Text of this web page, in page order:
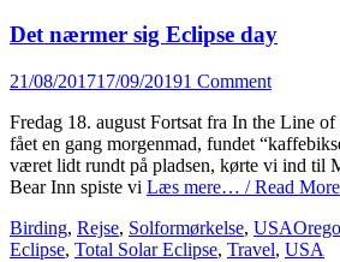
Det nærmer sig Eclipse day
Posted
21/08/201717/09/20191 Comment
Fredag 18. august Fortsat fra In the Line
fået en gang morgenmad, fundet
været lidt rundt på pladsen, kørte vi ind til
Bear Inn spiste vi Læs mere… / Read
Categories
Birding, Rejse, Solformørkelse, USATags
Eclipse, Total Solar Eclipse, Travel, USA